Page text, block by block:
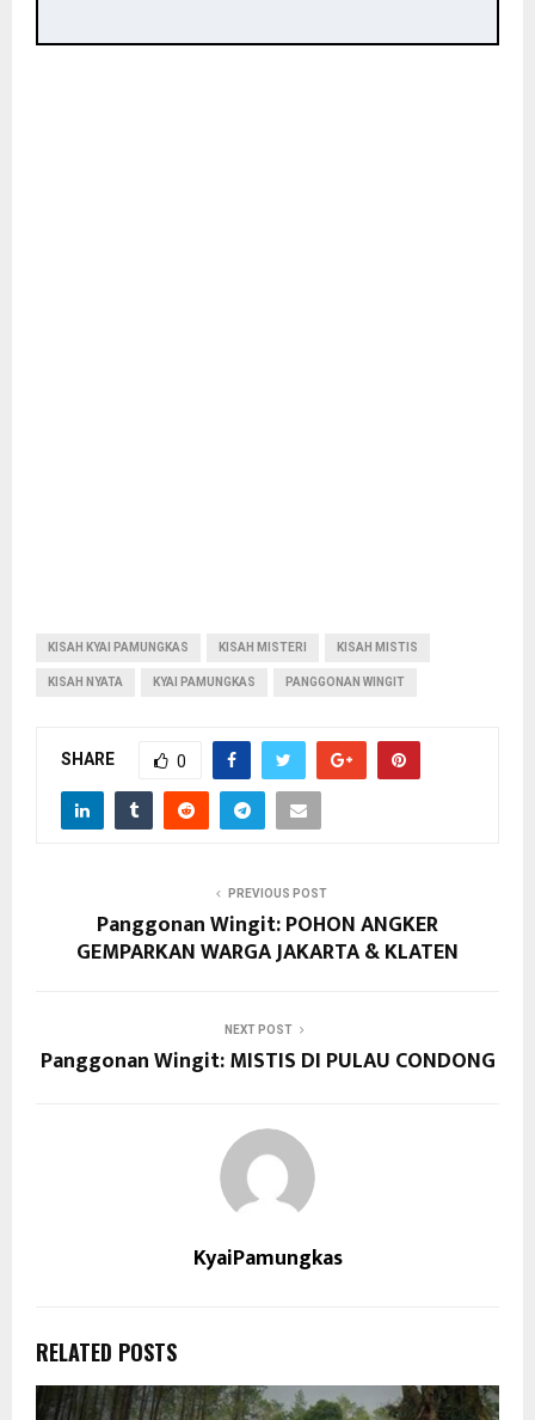
KISAH KYAI PAMUNGKAS KISAH MISTERI KISAH MISTIS
KISAH NYATA KYAI PAMUNGKAS PANGGONAN WINGIT
SHARE 0
PREVIOUS POST
Panggonan Wingit: POHON ANGKER
GEMPARKAN WARGA JAKARTA & KLATEN
NEXT POST
Panggonan Wingit: MISTIS DI PULAU CONDONG
KyaiPamungkas
RELATED POSTS